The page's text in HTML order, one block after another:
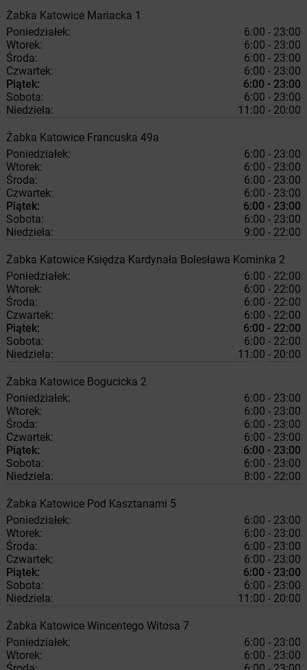
Żabka Katowice Mariacka 1
Poniedziałek:
6:00 - 23:00
Wtorek:
6:00 - 23:00
Środa:
6:00 - 23:00
Czwartek:
6:00 - 23:00
Piątek:
6:00 - 23:00
Sobota:
6:00 - 23:00
Niedziela:
11:00 - 20:00
Żabka Katowice Francuska 49a
Poniedziałek:
6:00 - 23:00
Wtorek:
6:00 - 23:00
Środa:
6:00 - 23:00
Czwartek:
6:00 - 23:00
Piątek:
6:00 - 23:00
Sobota:
6:00 - 23:00
Niedziela:
9:00 - 22:00
Żabka Katowice Księdza Kardynała Bolesława Kominka 2
Poniedziałek:
6:00 - 22:00
Wtorek:
6:00 - 22:00
Środa:
6:00 - 22:00
Czwartek:
6:00 - 22:00
Piątek:
6:00 - 22:00
Sobota:
6:00 - 22:00
Niedziela:
11:00 - 20:00
Żabka Katowice Bogucicka 2
Poniedziałek:
6:00 - 23:00
Wtorek:
6:00 - 23:00
Środa:
6:00 - 23:00
Czwartek:
6:00 - 23:00
Piątek:
6:00 - 23:00
Sobota:
6:00 - 23:00
Niedziela:
8:00 - 22:00
Żabka Katowice Pod Kasztanami 5
Poniedziałek:
6:00 - 23:00
Wtorek:
6:00 - 23:00
Środa:
6:00 - 23:00
Czwartek:
6:00 - 23:00
Piątek:
6:00 - 23:00
Sobota:
6:00 - 23:00
Niedziela:
11:00 - 20:00
Żabka Katowice Wincentego Witosa 7
Poniedziałek:
6:00 - 23:00
Wtorek:
6:00 - 23:00